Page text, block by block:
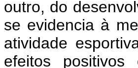
outro, do
se evidencia à
atividade
efeitos